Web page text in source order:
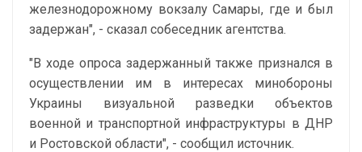
железнодорожному вокзалу Самары, где и был
задержан", - сказал собеседник агентства.
"В ходе опроса задержанный также признался в
осуществлении им в интересах минобороны
Украины визуальной разведки объектов
военной и транспортной инфраструктуры в ДНР
и Ростовской области", - сообщил источник.